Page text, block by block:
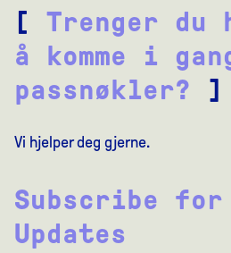
[ Trenger du
å komme i
passnøkler? ]
Vi hjelper deg gjerne.
Subscribe for
Updates